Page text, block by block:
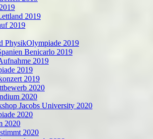
2019
2019
PhysikOlympiade 2019
Benicarlo 2019
2019
2019
2019
2020
2020
Jacobs University 2020
2020
2020
2020